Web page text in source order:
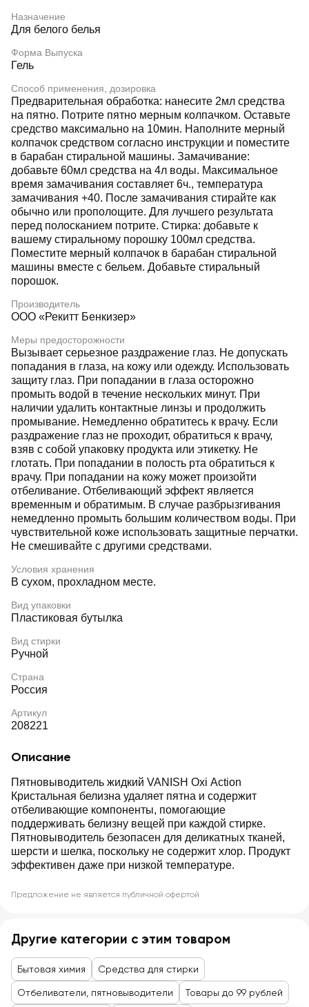
Назначение
Для белого белья
Форма Выпуска
Гель
Способ применения, дозировка
Предварительная обработка: нанесите 2мл средства
на пятно. Потрите пятно мерным колпачком. Оставьте
средство максимально на 10мин. Наполните мерный
колпачок средством согласно инструкции и поместите
в барабан стиральной машины. Замачивание:
добавьте 60мл средства на 4л воды. Максимальное
время замачивания составляет 6ч., температура
замачивания +40. После замачивания стирайте как
обычно или прополощите. Для лучшего результата
перед полосканием потрите. Стирка: добавьте к
вашему стиральному порошку 100мл средства.
Поместите мерный колпачок в барабан стиральной
машины вместе с бельем. Добавьте стиральный
порошок.
Производитель
ООО «Рекитт Бенкизер»
Меры предосторожности
Вызывает серьезное раздражение глаз. Не допускать
попадания в глаза, на кожу или одежду. Использовать
защиту глаз. При попадании в глаза осторожно
промыть водой в течение нескольких минут. При
наличии удалить контактные линзы и продолжить
промывание. Немедленно обратитесь к врачу. Если
раздражение глаз не проходит, обратиться к врачу,
взяв с собой упаковку продукта или этикетку. Не
глотать. При попадании в полость рта обратиться к
врачу. При попадании на кожу может произойти
отбеливание. Отбеливающий эффект является
временным и обратимым. В случае разбрызгивания
немедленно промыть большим количеством воды. При
чувствительной коже использовать защитные перчатки.
Не смешивайте с другими средствами.
Условия хранения
В сухом, прохладном месте.
Вид упаковки
Пластиковая бутылка
Вид стирки
Ручной
Страна
Россия
Артикул
208221
Описание
Пятновыводитель жидкий VANISH Oxi Action
Кристальная белизна удаляет пятна и содержит
отбеливающие компоненты, помогающие
поддерживать белизну вещей при каждой стирке.
Пятновыводитель безопасен для деликатных тканей,
шерсти и шелка, поскольку не содержит хлор. Продукт
эффективен даже при низкой температуре.
Предложение не является публичной офертой
Другие категории с этим товаром
Бытовая химия Средства для стирки
Отбеливатели, пятновыводители Товары до 99 рублей